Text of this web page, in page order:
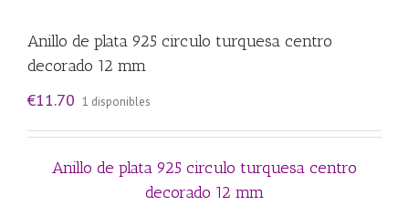
Anillo de plata 925 circulo turquesa centro
decorado 12 mm
€11.70 1 disponibles
Anillo de plata 925 circulo turquesa centro
decorado 12 mm